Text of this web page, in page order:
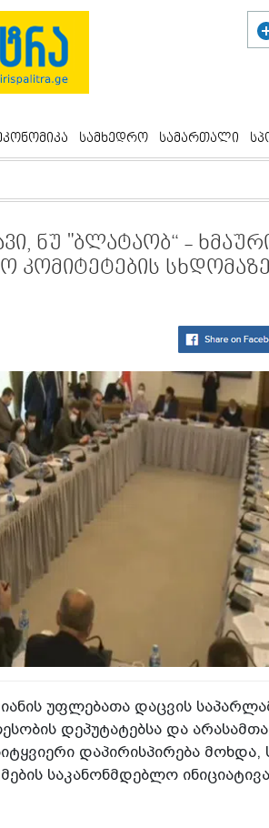
სამხედრო სამართალი
ნუ "ბლატაობ“ -
უფ­ლე­ბა­თა დაც­ვის
დე­პუ­ტა­ტებ­სა და
და­პი­რის­პი­რე­ბა
სა­კა­ნონ­მდებ­ლო